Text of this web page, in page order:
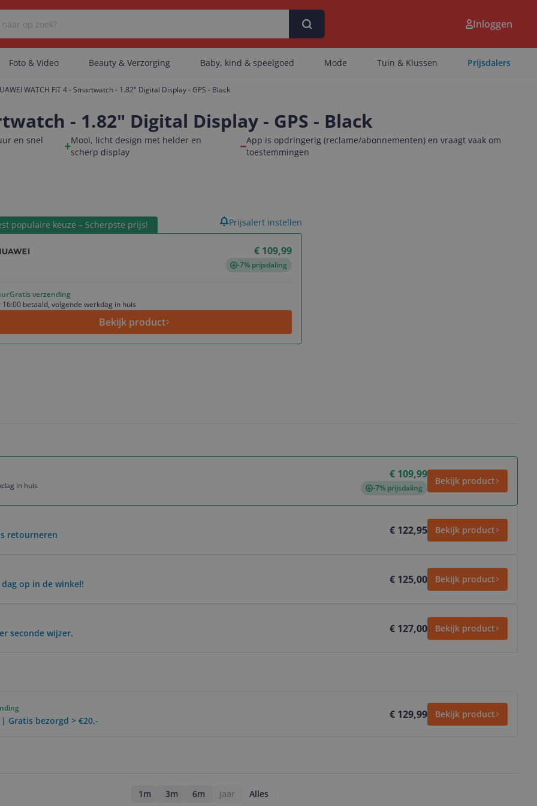
Er zijn geen categorieën gevonden.
Er zijn geen producten gevonden.
Inloggen
Foto & Video Beauty & Verzorging Baby, kind & speelgoed Mode Tuin & Klussen Prijsdalers
WATCH FIT 4 - Smartwatch - 1.82" Digital Display - GPS - Black
- 1.82" Digital Display - GPS - Black
en snel
Mooi, licht design met helder en
scherp display
App is opdringerig (reclame/abonnementen) en vraagt vaak om
toestemmingen
populaire keuze – Scherpste prijs!
€ 109,99
-7% prijsdaling
Gratis verzending
16:00 betaald, volgende werkdag in huis
Bekijk product
Prijsalert instellen
in huis
€ 109,99
-7% prijsdaling
Bekijk product
retourneren € 122,95 Bekijk product
op in de winkel! € 125,00 Bekijk product
seconde wijzer. € 127,00 Bekijk product
Gratis bezorgd > €20,- € 129,99 Bekijk product
1m 3m 6m Jaar Alles